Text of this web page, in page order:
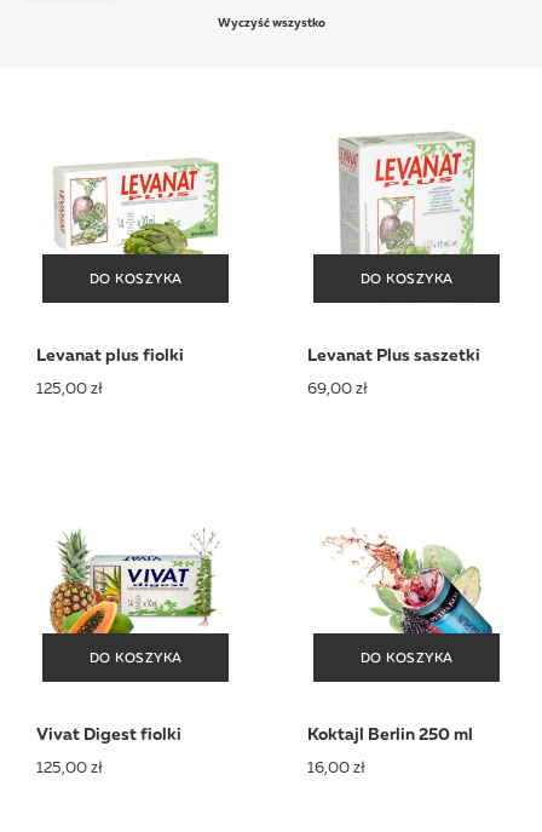
DO KOSZYKA
DO KOSZYKA
Levanat plus fiolki
125,00 zł
DO KOSZYKA
DO KOSZYKA
Levanat Plus saszetki
69,00 zł
DO KOSZYKA
DO KOSZYKA
Vivat Digest fiolki
125,00 zł
DO KOSZYKA
DO KOSZYKA
Koktajl Berlin 250 ml
16,00 zł
Wyczyść wszystko